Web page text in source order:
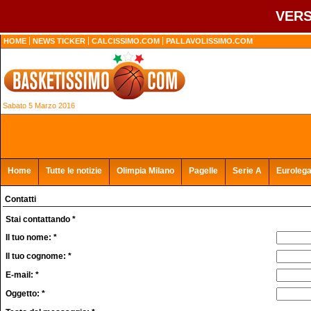
HOME NEWS TICKER CALCISSIMO.COM PALLAVOLISSIMO.COM
Sabato 5 Marzo 2016
Home Tutte le notizie Olimpia Milano Pagelle Serie A Eurolega
Contatti
Stai contattando *
Il tuo nome: *
Il tuo cognome: *
E-mail: *
Oggetto: *